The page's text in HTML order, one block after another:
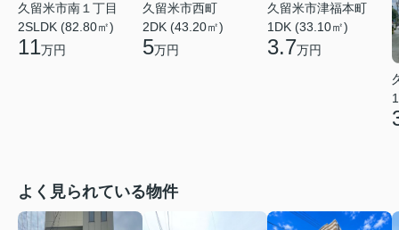
久留米市南１丁目
2SLDK (82.80㎡)
11万円
久留米市西町
2DK (43.20㎡)
5万円
久留米市津福本町
1DK (33.10㎡)
3.7万円
よく見られている物件